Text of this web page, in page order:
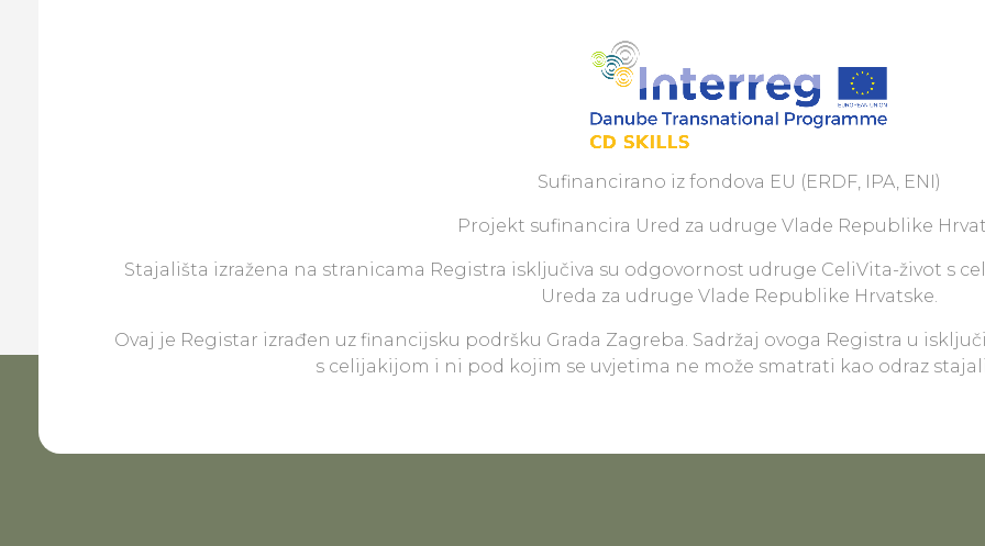
Sufinancirano iz fondova EU (ERDF, IPA, ENI)
Projekt sufinancira Ured za udruge Vlade Republike
Stajališta izražena na stranicama Registra isključiva su odgovornost udruge CeliVita-život s
Ureda za udruge Vlade Republike Hrvatske.
Ovaj je Registar izrađen uz financijsku podršku Grada Zagreba. Sadržaj ovoga Registra u
s celijakijom i ni pod kojim se uvjetima ne može smatrati kao odraz